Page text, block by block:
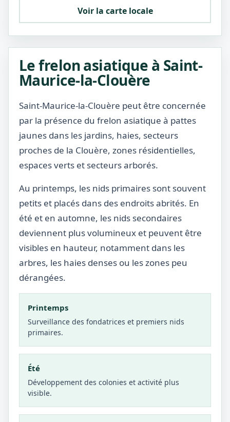
Voir la carte locale
Le frelon asiatique à Saint-
Maurice-la-Clouère
Saint-Maurice-la-Clouère peut être concernée
par la présence du frelon asiatique à pattes
jaunes dans les jardins, haies, secteurs
proches de la Clouère, zones résidentielles,
espaces verts et secteurs arborés.
Au printemps, les nids primaires sont souvent
petits et placés dans des endroits abrités. En
été et en automne, les nids secondaires
deviennent plus volumineux et peuvent être
visibles en hauteur, notamment dans les
arbres, les haies denses ou les zones peu
dérangées.
Printemps
Surveillance des fondatrices et premiers nids
primaires.
Été
Développement des colonies et activité plus
visible.